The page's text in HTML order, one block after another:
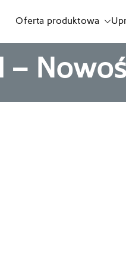
i biostymulatorów
Oferta produktowa
–